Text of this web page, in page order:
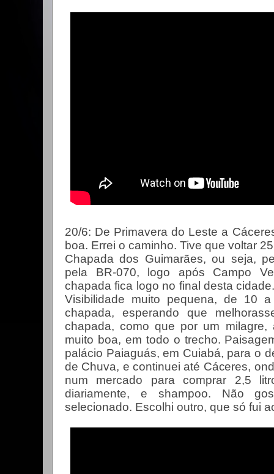
20/6: De Primavera do Leste a
boa. Errei o caminho. Tive que voltar
Chapada dos Guimarães, ou seja,
pela BR-070, logo após Campo
chapada fica logo no final desta
Visibilidade muito pequena, de 10
chapada, esperando que
chapada, como que por um milagre,
muito boa, em todo o trecho.
palácio Paiaguás, em Cuiabá, para o
de Chuva, e continuei até Cáceres,
num mercado para comprar 2,5
diariamente, e shampoo. Não
selecionado. Escolhi outro, que só fui